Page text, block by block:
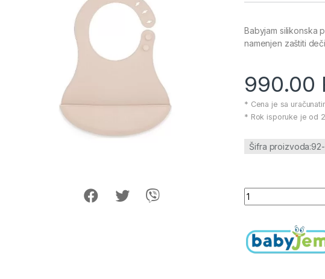
Babyjam silikonska
namenjen zaštiti
990.00
* Cena je sa
* Rok isporuke je od
Šifra
Babyjam